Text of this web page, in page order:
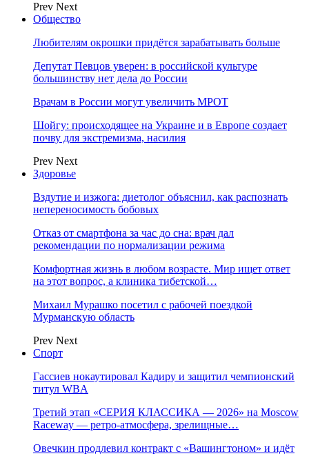
Prev Next
Общество
Любителям окрошки придётся зарабатывать больше
Депутат Певцов уверен: в российской культуре
большинству нет дела до России
Врачам в России могут увеличить МРОТ
Шойгу: происходящее на Украине и в Европе создает
почву для экстремизма, насилия
Prev Next
Здоровье
Вздутие и изжога: диетолог объяснил, как распознать
непереносимость бобовых
Отказ от смартфона за час до сна: врач дал
рекомендации по нормализации режима
Комфортная жизнь в любом возрасте. Мир ищет ответ
на этот вопрос, а клиника тибетской…
Михаил Мурашко посетил с рабочей поездкой
Мурманскую область
Prev Next
Спорт
Гассиев нокаутировал Кадиру и защитил чемпионский
титул WBA
Третий этап «СЕРИЯ КЛАССИКА — 2026» на Moscow
Raceway — ретро‑атмосфера, зрелищные…
Овечкин продлевил контракт с «Вашингтоном» и идёт